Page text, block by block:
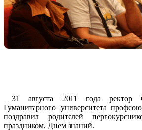
31 августа 2011 года ректор
Гуманитарного университета
поздравил родителей
праздником, Днем знаний.